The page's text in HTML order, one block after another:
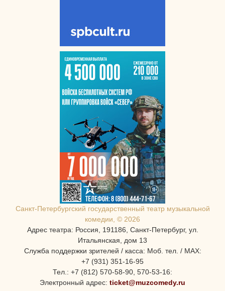
Санкт-Петербургcкий государственный театр музыкальной
комедии, © 2026
Адрес театра: Россия, 191186, Санкт-Петербург, ул.
Итальянская, дом 13
Служба поддержки зрителей / касса: Моб. тел. / MAX:
+7 (931) 351-16-95
Тел.: +7 (812) 570-58-90, 570-53-16:
Электронный адрес: ticket@muzcomedy.ru